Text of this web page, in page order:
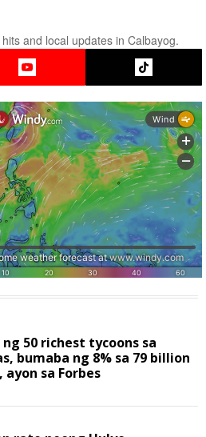
and local updates in Calbayog.
50 richest tycoons sa
bumaba ng 8% sa 79 billion
ayon sa Forbes